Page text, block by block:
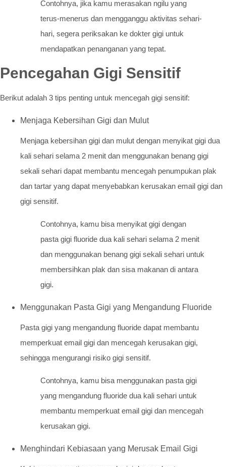
Contohnya, jika kamu merasakan ngilu yang
terus-menerus dan mengganggu aktivitas sehari-
hari, segera periksakan ke dokter gigi untuk
mendapatkan penanganan yang tepat.
Pencegahan Gigi Sensitif
Berikut adalah 3 tips penting untuk mencegah gigi sensitif:
Menjaga Kebersihan Gigi dan Mulut
Menjaga kebersihan gigi dan mulut dengan menyikat gigi dua
kali sehari selama 2 menit dan menggunakan benang gigi
sekali sehari dapat membantu mencegah penumpukan plak
dan tartar yang dapat menyebabkan kerusakan email gigi dan
gigi sensitif.
Contohnya, kamu bisa menyikat gigi dengan
pasta gigi fluoride dua kali sehari selama 2 menit
dan menggunakan benang gigi sekali sehari untuk
membersihkan plak dan sisa makanan di antara
gigi.
Menggunakan Pasta Gigi yang Mengandung Fluoride
Pasta gigi yang mengandung fluoride dapat membantu
memperkuat email gigi dan mencegah kerusakan gigi,
sehingga mengurangi risiko gigi sensitif.
Contohnya, kamu bisa menggunakan pasta gigi
yang mengandung fluoride dua kali sehari untuk
membantu memperkuat email gigi dan mencegah
kerusakan gigi.
Menghindari Kebiasaan yang Merusak Email Gigi